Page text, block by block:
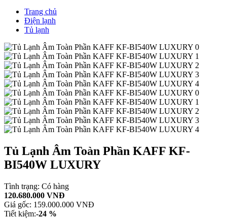
Trang chủ
Điện lạnh
Tủ lạnh
Tủ Lạnh Âm Toàn Phần KAFF KF-
BI540W LUXURY
Tình trạng: Có hàng
120.680.000 VNĐ
Giá gốc: 159.000.000 VNĐ
Tiết kiệm:-24 %